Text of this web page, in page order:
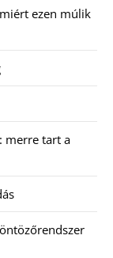
ezen múlik
merre tart a